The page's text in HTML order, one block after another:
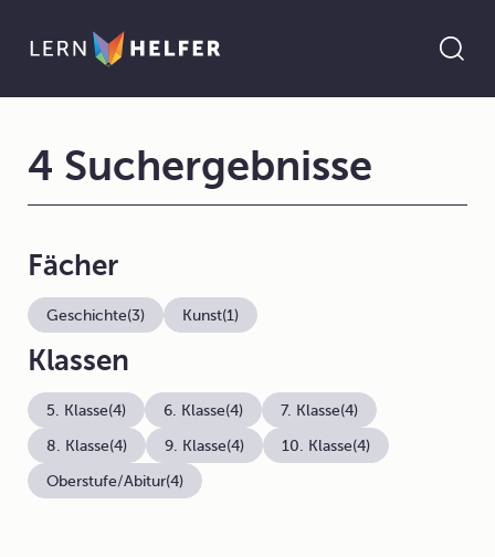
4 Suchergebnisse
Fächer
Geschichte(3) Kunst(1)
Klassen
5. Klasse(4) 6. Klasse(4) 7. Klasse(4)
8. Klasse(4) 9. Klasse(4) 10. Klasse(4)
Oberstufe/Abitur(4)